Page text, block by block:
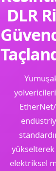
DLR
elektriksel